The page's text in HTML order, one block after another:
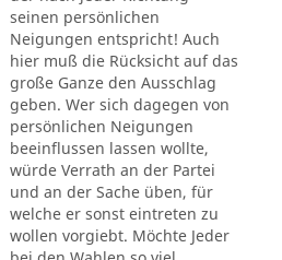
seinen persönlichen
Neigungen entspricht! Auch
hier muß die Rücksicht auf das
große Ganze den Ausschlag
geben. Wer sich dagegen von
persönlichen Neigungen
beeinflussen lassen wollte,
würde Verrath an der Partei
und an der Sache üben, für
welche er sonst eintreten zu
wollen vorgiebt. Möchte Jeder